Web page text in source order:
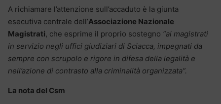
A richiamare l’attenzione sull’accaduto è la giunta
esecutiva centrale dell’Associazione Nazionale
Magistrati, che esprime il proprio sostegno “ai magistrati
in servizio negli uffici giudiziari di Sciacca, impegnati da
sempre con scrupolo e rigore in difesa della legalità e
nell’azione di contrasto alla criminalità organizzata”.
La nota del Csm